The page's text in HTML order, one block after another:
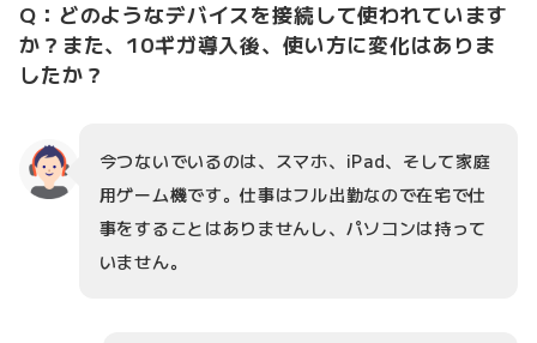
Q：どのようなデバイスを接続して使われています
か？また、10ギガ導入後、使い方に変化はありま
したか？
今つないでいるのは、スマホ、iPad、そして家庭
用ゲーム機です。仕事はフル出勤なので在宅で仕
事をすることはありませんし、パソコンは持って
いません。